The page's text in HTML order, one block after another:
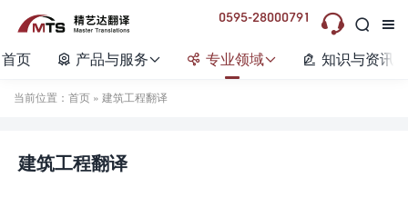


0595-28000791 
首页  产品与服务  专业领域  知识与资讯
当前位置： 首页 » 建筑工程翻译
建筑工程翻译